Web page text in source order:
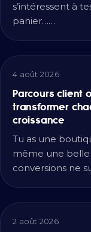
s’intéressent à
panier……
4 août 2026
Parcours client
transformer
croissance
Tu as une
même une
conversions ne
2 août 2026